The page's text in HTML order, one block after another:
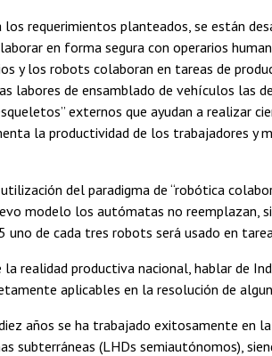
los requerimientos planteados, se están
en forma segura con operarios
y los robots colaboran en tareas de
labores de ensamblado de vehículos las
externos que ayudan a realizar
la productividad de los trabajadores y
del paradigma de “robótica
modelo los autómatas no reemplazan,
uno de cada tres robots será usado en
realidad productiva nacional, hablar de
aplicables en la resolución de
años se ha trabajado exitosamente en
subterráneas (LHDs semiautónomos),